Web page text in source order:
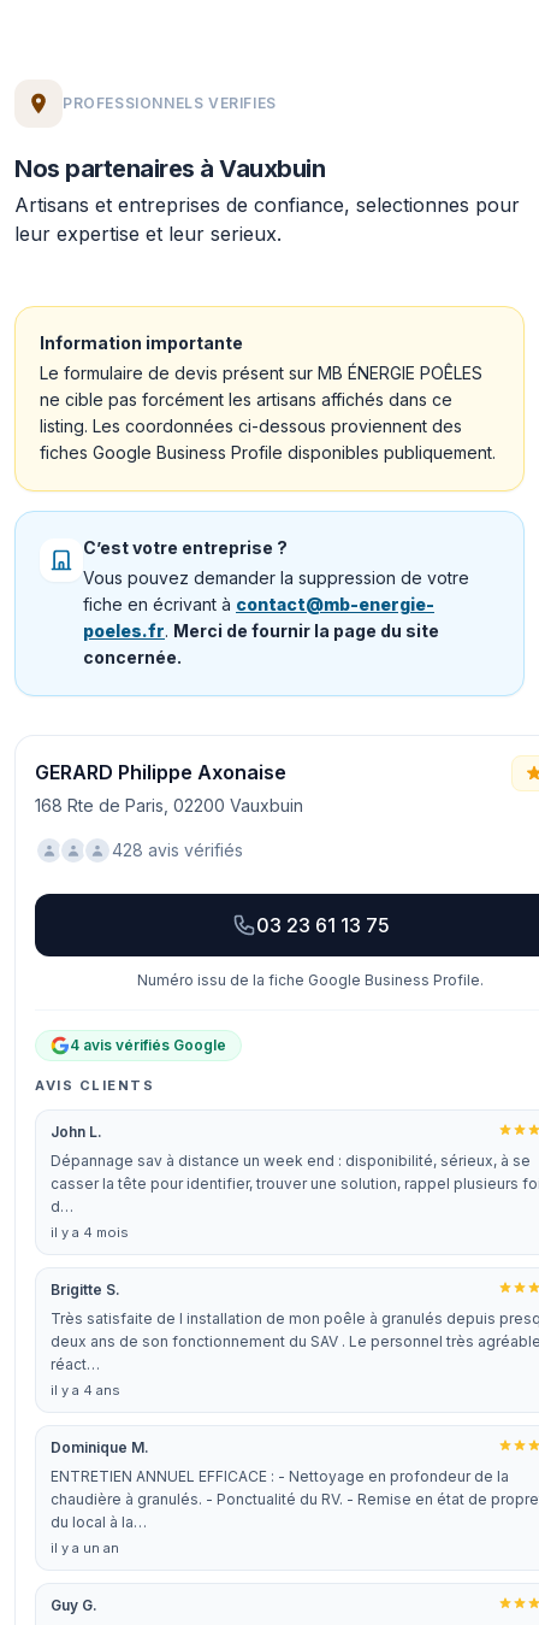
PROFESSIONNELS VERIFIES
Nos partenaires à Vauxbuin
Artisans et entreprises de confiance, selectionnes pour
leur expertise et leur serieux.
Information importante
Le formulaire de devis présent sur MB ÉNERGIE POÊLES
ne cible pas forcément les artisans affichés dans ce
listing. Les coordonnées ci-dessous proviennent des
fiches Google Business Profile disponibles publiquement.
C’est votre entreprise ?
Vous pouvez demander la suppression de votre
fiche en écrivant à contact@mb-energie-
poeles.fr. Merci de fournir la page du site
concernée.
GERARD Philippe Axonaise
168 Rte de Paris, 02200 Vauxbuin
428 avis vérifiés
03 23 61 13 75
Numéro issu de la fiche Google Business Profile.
4 avis vérifiés Google
AVIS CLIENTS
John L.
Dépannage sav à distance un week end : disponibilité, sérieux, à se
casser la tête pour identifier, trouver une solution, rappel plusieurs
d…
il y a 4 mois
Brigitte S.
Très satisfaite de l installation de mon poêle à granulés depuis
deux ans de son fonctionnement du SAV . Le personnel très
réact…
il y a 4 ans
Dominique M.
ENTRETIEN ANNUEL EFFICACE : - Nettoyage en profondeur de la
chaudière à granulés. - Ponctualité du RV. - Remise en état de
du local à la…
il y a un an
Guy G.